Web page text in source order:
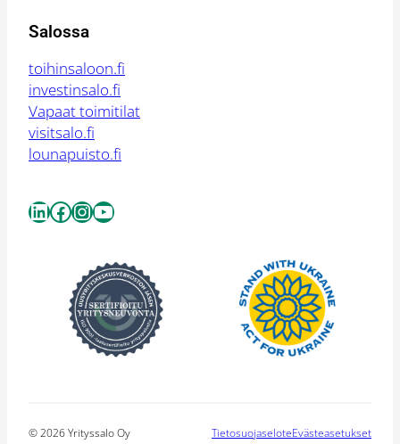
Salossa
toihinsaloon.fi
investinsalo.fi
Vapaat toimitilat
visitsalo.fi
lounapuisto.fi
LinkedIn
Facebook
Instagram
YouTube
© 2026 Yrityssalo Oy TietosuojaseloteEvästeasetukset